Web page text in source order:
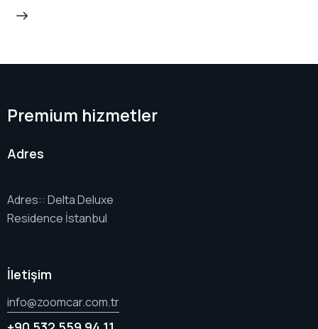
Premium hizmetler
Adres
Adres:: Delta Deluxe
Residence İstanbul
İletişim
info@zoomcar.com.tr